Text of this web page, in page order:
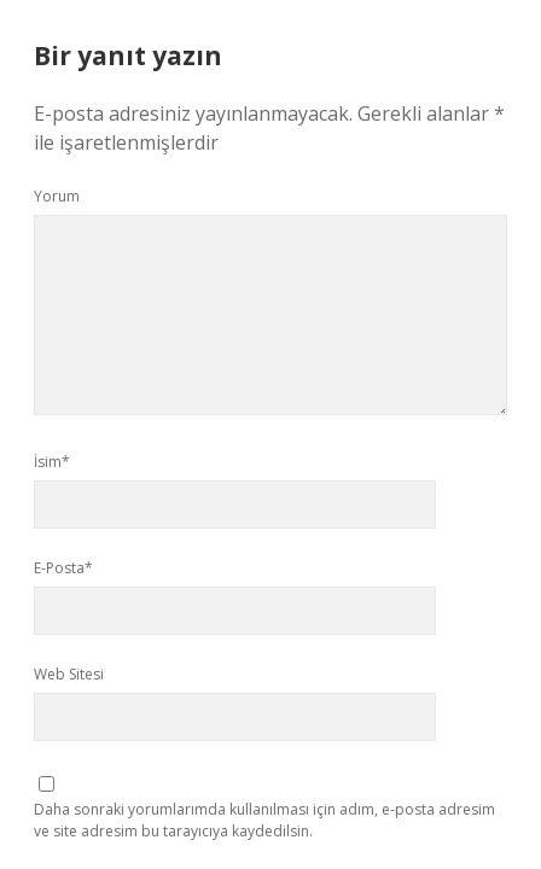
Bir yanıt yazın
E-posta adresiniz yayınlanmayacak. Gerekli alanlar*
ile işaretlenmişlerdir
Yorum
İsim*
E-Posta*
Web Sitesi
Daha sonraki yorumlarımda kullanılması için adım, e-posta adresim
ve site adresim bu tarayıcıya kaydedilsin.